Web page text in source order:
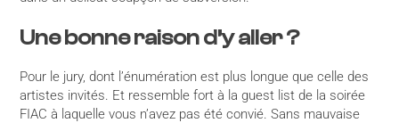
Une bonne raison d’y aller ?
Pour le jury, dont l’énumération est plus longue que celle des
artistes invités. Et ressemble fort à la guest list de la soirée
FIAC à laquelle vous n’avez pas été convié. Sans mauvaise